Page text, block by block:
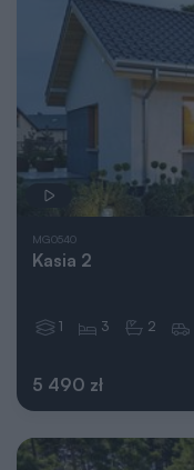
MG0540
Kasia 2
5 490 zł
1 3 2